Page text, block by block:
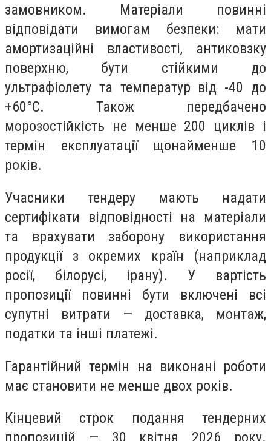
замовником. Матеріали повинні
відповідати вимогам безпеки: мати
амортизаційні властивості, антиковзку
поверхню, бути стійкими до
ультрафіолету та температур від -40 до
+60°C. Також передбачено
морозостійкість не менше 200 циклів і
термін експлуатації щонайменше 10
років.
Учасники тендеру мають надати
сертифікати відповідності на матеріали
та врахувати заборону використання
продукції з окремих країн (наприклад
росії, білорусі, ірану). У вартість
пропозиції повинні бути включені всі
супутні витрати — доставка, монтаж,
податки та інші платежі.
Гарантійний термін на виконані роботи
має становити не менше двох років.
Кінцевий строк подання тендерних
пропозицій — 30 квітня 2026 року.